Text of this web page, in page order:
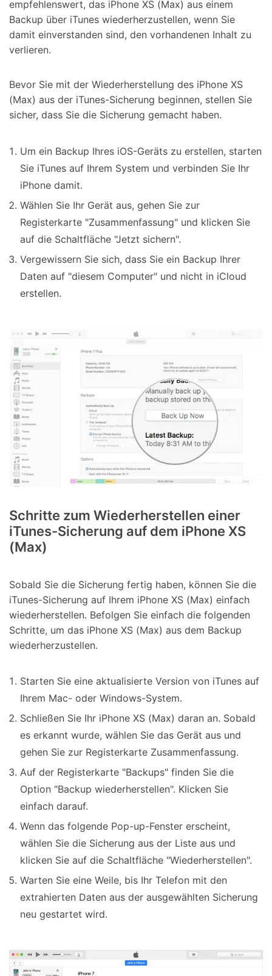
empfehlenswert, das iPhone XS (Max) aus einem
Backup über iTunes wiederherzustellen, wenn Sie
damit einverstanden sind, den vorhandenen Inhalt zu
verlieren.
Bevor Sie mit der Wiederherstellung des iPhone XS
(Max) aus der iTunes-Sicherung beginnen, stellen Sie
sicher, dass Sie die Sicherung gemacht haben.
Um ein Backup Ihres iOS-Geräts zu erstellen, starten
Sie iTunes auf Ihrem System und verbinden Sie Ihr
iPhone damit.
Wählen Sie Ihr Gerät aus, gehen Sie zur
Registerkarte "Zusammenfassung" und klicken Sie
auf die Schaltfläche "Jetzt sichern".
Vergewissern Sie sich, dass Sie ein Backup Ihrer
Daten auf "diesem Computer" und nicht in iCloud
erstellen.
Schritte zum Wiederherstellen einer
iTunes-Sicherung auf dem iPhone XS
(Max)
Sobald Sie die Sicherung fertig haben, können Sie die
iTunes-Sicherung auf Ihrem iPhone XS (Max) einfach
wiederherstellen. Befolgen Sie einfach die folgenden
Schritte, um das iPhone XS (Max) aus dem Backup
wiederherzustellen.
Starten Sie eine aktualisierte Version von iTunes auf
Ihrem Mac- oder Windows-System.
Schließen Sie Ihr iPhone XS (Max) daran an. Sobald
es erkannt wurde, wählen Sie das Gerät aus und
gehen Sie zur Registerkarte Zusammenfassung.
Auf der Registerkarte "Backups" finden Sie die
Option "Backup wiederherstellen". Klicken Sie
einfach darauf.
Wenn das folgende Pop-up-Fenster erscheint,
wählen Sie die Sicherung aus der Liste aus und
klicken Sie auf die Schaltfläche "Wiederherstellen".
Warten Sie eine Weile, bis Ihr Telefon mit den
extrahierten Daten aus der ausgewählten Sicherung
neu gestartet wird.